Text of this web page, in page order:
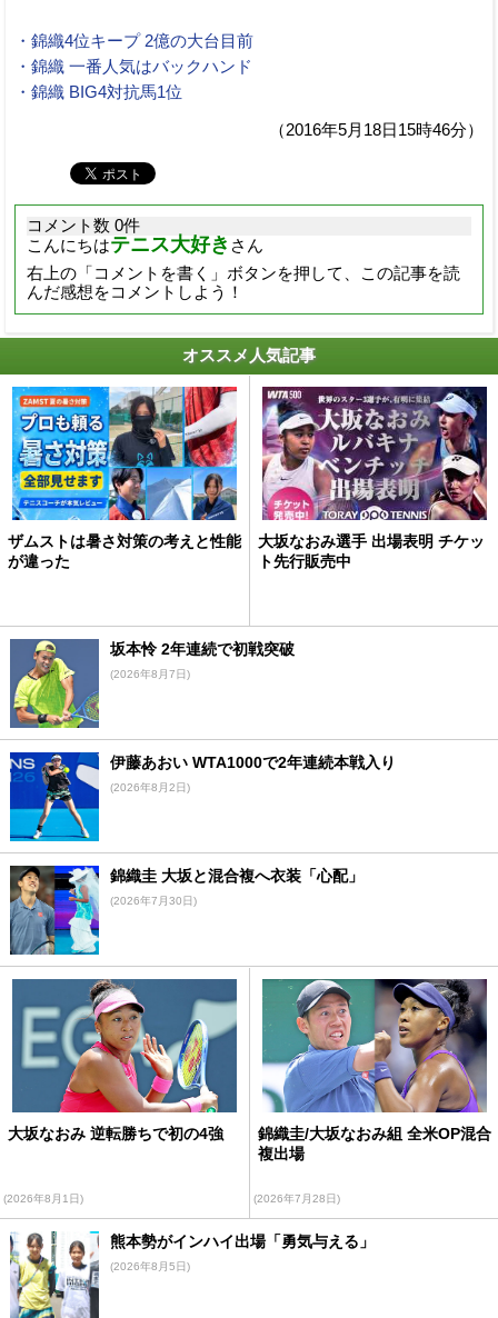
・錦織4位キープ 2億の大台目前
・錦織 一番人気はバックハンド
・錦織 BIG4対抗馬1位
（2016年5月18日15時46分）
コメント数 0件
こんにちはテニス大好き さん
右上の「コメントを書く」ボタンを押して、この記事を読
んだ感想をコメントしよう！
オススメ人気記事
ザムストは暑さ対策の考えと性能
が違った
大坂なおみ選手 出場表明 チケッ
ト先行販売中
坂本怜 2年連続で初戦突破
(2026年8月7日)
伊藤あおい WTA1000で2年連続本戦入り
(2026年8月2日)
錦織圭 大坂と混合複へ衣装「心配」
(2026年7月30日)
大坂なおみ 逆転勝ちで初の4強
(2026年8月1日)
錦織圭/大坂なおみ組 全米OP混合
複出場
(2026年7月28日)
熊本勢がインハイ出場「勇気与える」
(2026年8月5日)